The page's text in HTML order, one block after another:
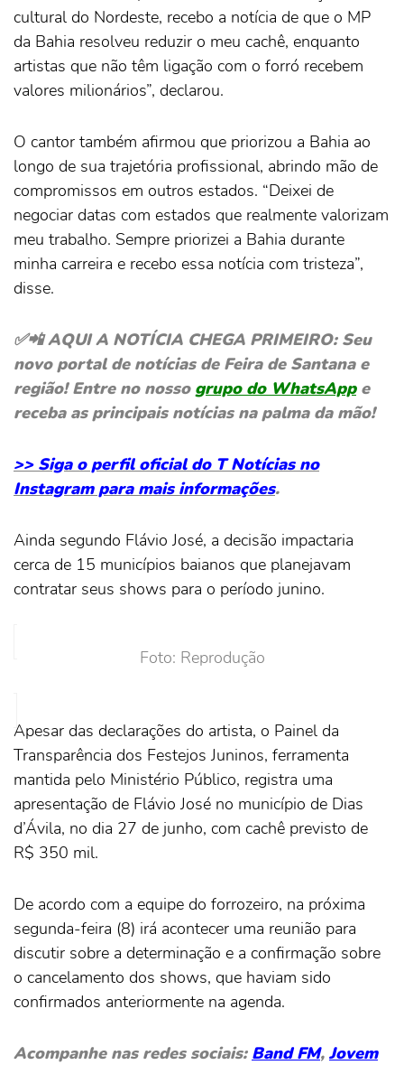
cultural do Nordeste, recebo a notícia de que o MP
da Bahia resolveu reduzir o meu cachê, enquanto
artistas que não têm ligação com o forró recebem
valores milionários”, declarou.
O cantor também afirmou que priorizou a Bahia ao
longo de sua trajetória profissional, abrindo mão de
compromissos em outros estados. “Deixei de
negociar datas com estados que realmente valorizam
meu trabalho. Sempre priorizei a Bahia durante
minha carreira e recebo essa notícia com tristeza”,
disse.
✅📲 AQUI A NOTÍCIA CHEGA PRIMEIRO: Seu
novo portal de notícias de Feira de Santana e
região! Entre no nosso grupo do WhatsAppe
receba as principais notícias na palma da mão!
>> Siga o perfil oficial do T Notícias no
Instagram para mais informações.
Ainda segundo Flávio José, a decisão impactaria
cerca de 15 municípios baianos que planejavam
contratar seus shows para o período junino.
Foto: Reprodução
Apesar das declarações do artista, o Painel da
Transparência dos Festejos Juninos, ferramenta
mantida pelo Ministério Público, registra uma
apresentação de Flávio José no município de Dias
d’Ávila, no dia 27 de junho, com cachê previsto de
R$ 350 mil.
De acordo com a equipe do forrozeiro, na próxima
segunda-feira (8) irá acontecer uma reunião para
discutir sobre a determinação e a confirmação sobre
o cancelamento dos shows, que haviam sido
confirmados anteriormente na agenda.
Acompanhe nas redes sociais: Band FM, Jovem